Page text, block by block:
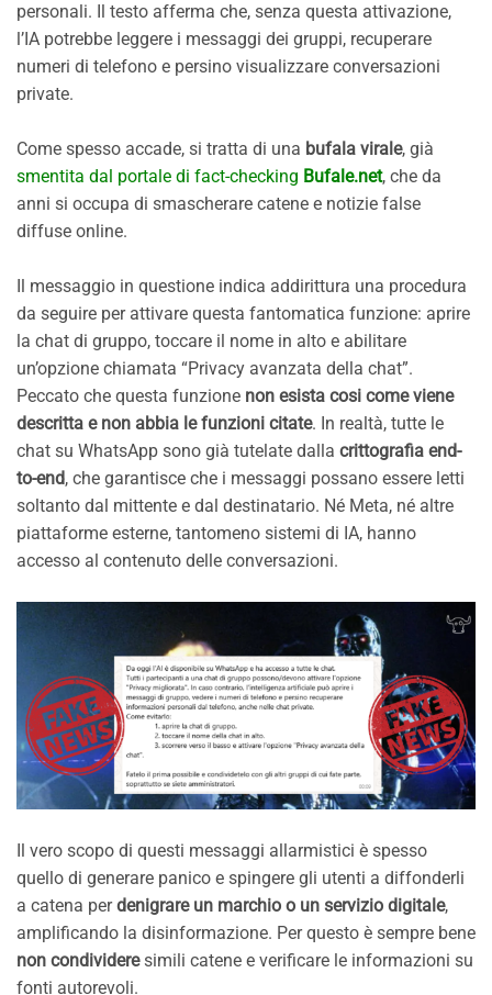
personali. Il testo afferma che, senza questa attivazione,
l’IA potrebbe leggere i messaggi dei gruppi, recuperare
numeri di telefono e persino visualizzare conversazioni
private.
Come spesso accade, si tratta di una bufala virale, già
smentita dal portale di fact-checking Bufale.net, che da
anni si occupa di smascherare catene e notizie false
diffuse online.
Il messaggio in questione indica addirittura una procedura
da seguire per attivare questa fantomatica funzione: aprire
la chat di gruppo, toccare il nome in alto e abilitare
un’opzione chiamata “Privacy avanzata della chat”.
Peccato che questa funzione non esista cosi come viene
descritta e non abbia le funzioni citate. In realtà, tutte le
chat su WhatsApp sono già tutelate dalla crittografia end-
to-end, che garantisce che i messaggi possano essere letti
soltanto dal mittente e dal destinatario. Né Meta, né altre
piattaforme esterne, tantomeno sistemi di IA, hanno
accesso al contenuto delle conversazioni.
Il vero scopo di questi messaggi allarmistici è spesso
quello di generare panico e spingere gli utenti a diffonderli
a catena perdenigrare un marchio o un servizio digitale,
amplificando la disinformazione. Per questo è sempre bene
non condivideresimili catene e verificare le informazioni su
fonti autorevoli.